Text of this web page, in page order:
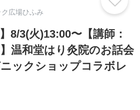
広場ひふみ
8/3(火)13:00〜【講師：
温和堂はり灸院のお話会
ニックショップコラボレ